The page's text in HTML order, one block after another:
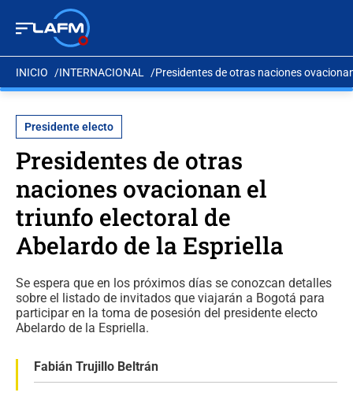
INICIO INTERNACIONAL Presidentes de otras naciones
Presidente electo
Presidentes de otras
naciones ovacionan el
triunfo electoral de
Abelardo de la Espriella
Se espera que en los próximos días se conozcan detalles
sobre el listado de invitados que viajarán a Bogotá para
participar en la toma de posesión del presidente electo
Abelardo de la Espriella.
Fabián Trujillo Beltrán